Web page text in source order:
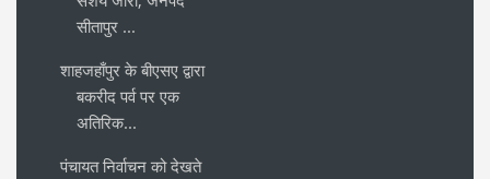
सीतापुर ...
शाहजहाँपुर के बीएसए द्वारा
बकरीद पर्व पर एक
अतिरिक...
पंचायत निर्वाचन को देखते